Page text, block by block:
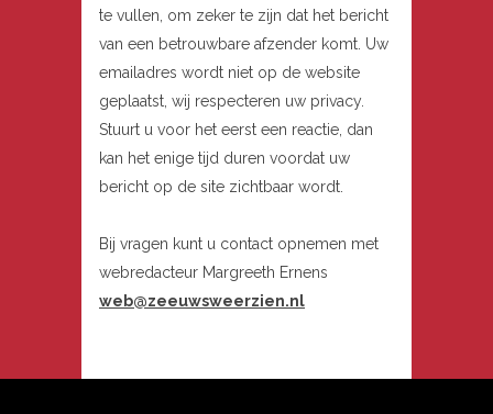
te vullen, om zeker te zijn dat het bericht
van een betrouwbare afzender komt. Uw
emailadres wordt niet op de website
geplaatst, wij respecteren uw privacy.
Stuurt u voor het eerst een reactie, dan
kan het enige tijd duren voordat uw
bericht op de site zichtbaar wordt.
Bij vragen kunt u contact opnemen met
webredacteur Margreeth Ernens
web@zeeuwsweerzien.nl